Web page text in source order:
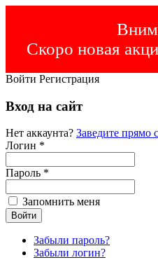
Скоро новая
Войти Регистрация
Вход на сайт
Нет аккаунта? Заведите прямо
Логин *
Пароль *
Запомнить меня
Забыли пароль?
Забыли логин?